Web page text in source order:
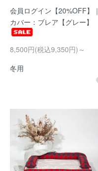
会員ログイン【20%OFF】｜
カバー：ブレア【グレー】
8,500円(税込9,350円)～
冬用